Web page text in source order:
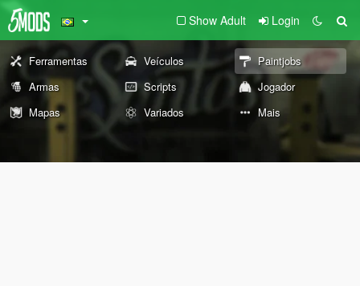
Show Adult Login
Ferramentas Veículos
Paintjobs
Armas
Scripts
Jogador
Mapas
Variados Mais